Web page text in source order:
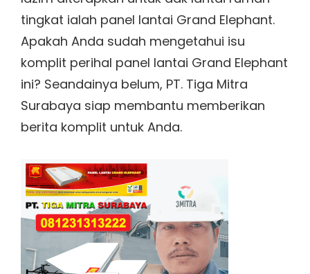
tingkat ialah panel lantai Grand Elephant.
Apakah Anda sudah mengetahui isu
komplit perihal panel lantai Grand Elephant
ini? Seandainya belum, PT. Tiga Mitra
Surabaya siap membantu memberikan
berita komplit untuk Anda.